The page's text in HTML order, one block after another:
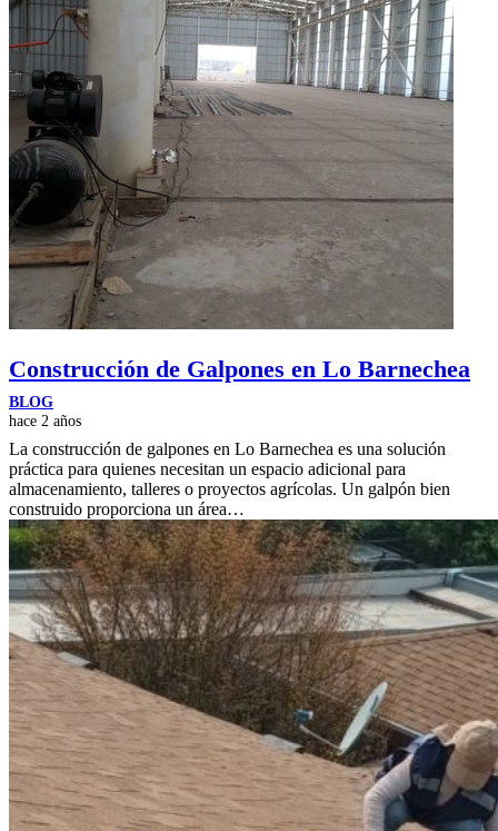
Construcción de Galpones en Lo Barnechea
BLOG
hace 2 años
La construcción de galpones en Lo Barnechea es una solución
práctica para quienes necesitan un espacio adicional para
almacenamiento, talleres o proyectos agrícolas. Un galpón bien
construido proporciona un área…